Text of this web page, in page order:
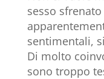
sesso
sentimentali,
Di molto
sono troppo